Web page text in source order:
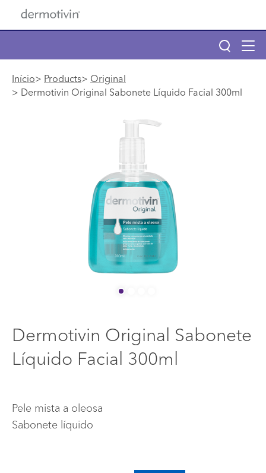
Pular para o conteúdo principal
Main navigation
Main navigation
Descubra seu tipo de pele
Info menu
Início Products
Original
Dermotivin Original Sabonete Líquido Facial 300ml
Dermotivin Original Sabonete
Líquido Facial 300ml
Pele mista a oleosa
Sabonete líquido